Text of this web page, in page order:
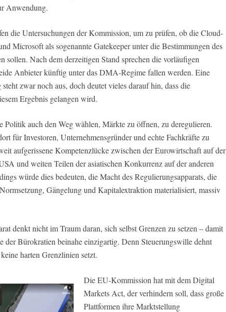
Anwendung.
die Untersuchungen der Kommission, um zu prüfen, ob die Cloud-
Microsoft als sogenannte Gatekeeper unter die Bestimmungen des
sollen. Nach dem derzeitigen Stand sprechen die vorläufigen
Anbieter künftig unter das DMA-Regime fallen werden. Eine
zwar noch aus, doch deutet vieles darauf hin, dass die
Ergebnis gelangen wird.
Politik auch den Weg wählen, Märkte zu öffnen, zu deregulieren.
für Investoren, Unternehmensgründer und echte Fachkräfte zu
aufgerissene Kompetenzlücke zwischen der Eurowirtschaft auf der
und weiten Teilen der asiatischen Konkurrenz auf der anderen
würde dies bedeuten, die Macht des Regulierungsapparats, die
Gängelung und Kapitalextraktion materialisiert, massiv
denkt nicht im Traum daran, sich selbst Grenzen zu setzen – damit
der Bürokratien beinahe einzigartig. Denn Steuerungswille dehnt
harten Grenzlinien setzt.
Die EU-Kommission hat mit dem Digital
Markets Act, der verhindern soll, dass große
Plattformen ihre Marktstellung